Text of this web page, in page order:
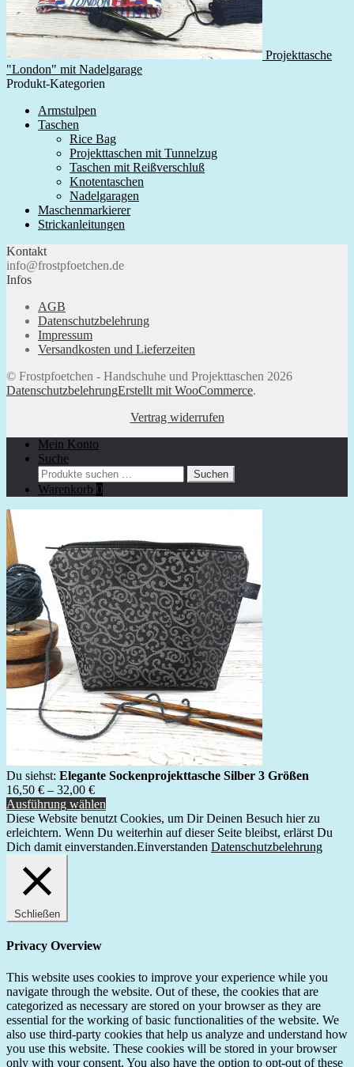
Projekttasche
"London" mit Nadelgarage
Produkt-Kategorien
Armstulpen
Taschen
Rice Bag
Projekttaschen mit Tunnelzug
Taschen mit Reißverschluß
Knotentaschen
Nadelgaragen
Maschenmarkierer
Strickanleitungen
Kontakt
info@frostpfoetchen.de
Infos
AGB
Datenschutzbelehrung
Impressum
Versandkosten und Lieferzeiten
© Frostpfoetchen - Handschuhe und Projekttaschen 2026
DatenschutzbelehrungErstellt mit WooCommerce.
Vertrag widerrufen
Mein Konto
Suche
Suchen
nach:
Suchen
Warenkorb 0
Du siehst: Elegante Sockenprojekttasche Silber 3 Größen
16,50 € – 32,00 €
Ausführung wählen
Diese Website benutzt Cookies, um Dir Deinen Besuch hier zu
erleichtern. Wenn Du weiterhin auf dieser Seite bleibst, erlärst Du
Dich damit einverstanden.Einverstanden Datenschutzbelehrung
Schließen
Privacy Overview
This website uses cookies to improve your experience while you
navigate through the website. Out of these, the cookies that are
categorized as necessary are stored on your browser as they are
essential for the working of basic functionalities of the website. We
also use third-party cookies that help us analyze and understand how
you use this website. These cookies will be stored in your browser
only with your consent. You also have the option to opt-out of these